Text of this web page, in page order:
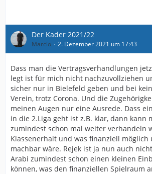
Der Kader 2021/22
Marcio 2. Dezember 2021 um 17:43
Dass man die Vertragsverhandlungen
legt ist für mich nicht nachzuvollziehen
sicher nur in Bielefeld geben und bei
Verein, trotz Corona. Und die
meinen Augen nur eine Ausrede. Dass
in die 2.Liga geht ist z.B. klar, dann kann
zumindest schon mal weiter verhandeln
Klassenerhalt und was finanziell möglich
machbar wäre. Rejek ist ja nun auch
Arabi zumindest schon einen kleinen
können, was den finanziellen Spielraum